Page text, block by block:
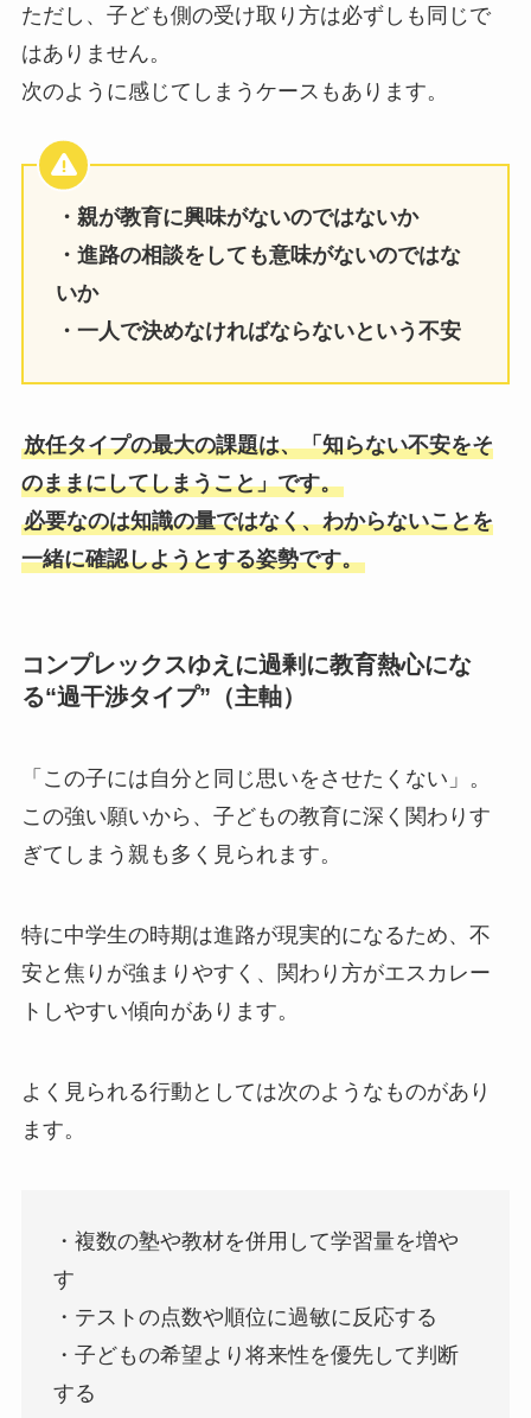
ただし、子ども側の受け取り方は必ずしも同じで
はありません。
次のように感じてしまうケースもあります。
・親が教育に興味がないのではないか
・進路の相談をしても意味がないのではな
いか
・一人で決めなければならないという不安
放任タイプの最大の課題は、「知らない不安をそ
のままにしてしまうこと」です。
必要なのは知識の量ではなく、わからないことを
一緒に確認しようとする姿勢です。
コンプレックスゆえに過剰に教育熱心にな
る“過干渉タイプ”（主軸）
「この子には自分と同じ思いをさせたくない」。
この強い願いから、子どもの教育に深く関わりす
ぎてしまう親も多く見られます。
特に中学生の時期は進路が現実的になるため、不
安と焦りが強まりやすく、関わり方がエスカレー
トしやすい傾向があります。
よく見られる行動としては次のようなものがあり
ます。
・複数の塾や教材を併用して学習量を増や
す
・テストの点数や順位に過敏に反応する
・子どもの希望より将来性を優先して判断
する